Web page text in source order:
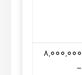
8,000,000
–